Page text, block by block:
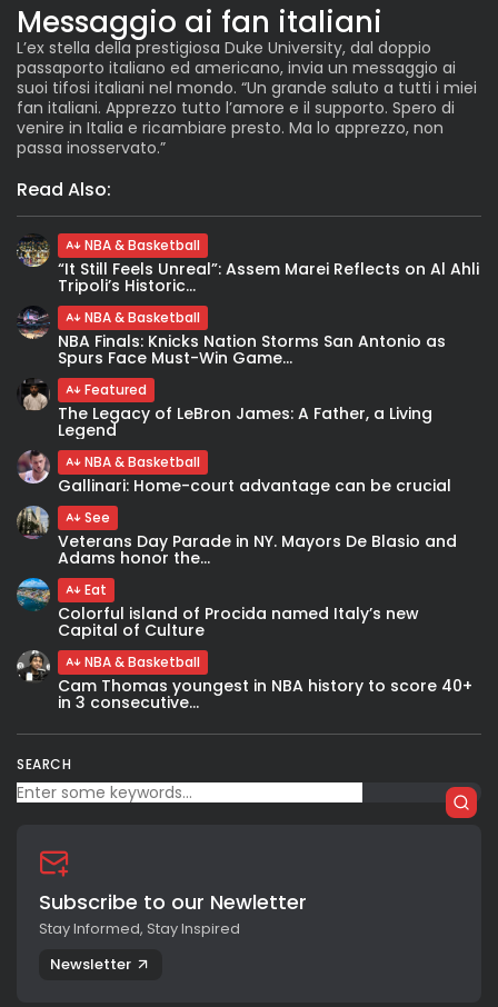
SEARCH
Subscribe to our Newletter
Stay Informed, Stay Inspired
Newsletter
Messaggio ai fan italiani
L’ex stella della prestigiosa Duke University, dal doppio
passaporto italiano ed americano, invia un messaggio ai
suoi tifosi italiani nel mondo. “Un grande saluto a tutti i miei
fan italiani. Apprezzo tutto l’amore e il supporto. Spero di
venire in Italia e ricambiare presto. Ma lo apprezzo, non
passa inosservato.”
Read Also:
NBA & Basketball
“It Still Feels Unreal”: Assem Marei Reflects on Al Ahli
Tripoli’s Historic...
NBA & Basketball
NBA Finals: Knicks Nation Storms San Antonio as
Spurs Face Must-Win Game...
Featured
The Legacy of LeBron James: A Father, a Living
Legend
NBA & Basketball
Gallinari: Home-court advantage can be crucial
See
Veterans Day Parade in NY. Mayors De Blasio and
Adams honor the...
Eat
Colorful island of Procida named Italy’s new
Capital of Culture
NBA & Basketball
Cam Thomas youngest in NBA history to score 40+
in 3 consecutive...